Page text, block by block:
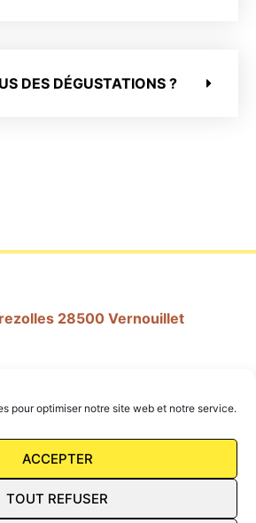
pour optimiser notre site web et notre service.
ACCEPTER
TOUT REFUSER
DES DÉGUSTATIONS ?
28500 Vernouillet
de vente